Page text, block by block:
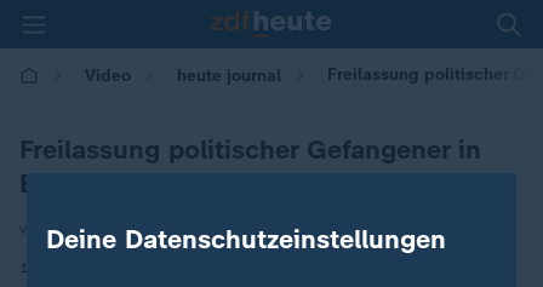
Video heute journal Freilassung politischer
Freilassung politischer Gefangener in
Belarus
von Armin Coerper
13.12.2025 | 21:45
Deine Datenschutzeinstellungen